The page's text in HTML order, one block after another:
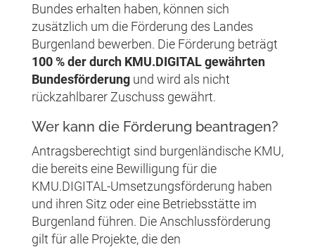
Bundes erhalten haben, können sich
zusätzlich um die Förderung des Landes
Burgenland bewerben. Die Förderung beträgt
100 % der durch KMU.DIGITAL gewährten
Bundesförderungund wird als nicht
rückzahlbarer Zuschuss gewährt.
Wer kann die Förderung beantragen?
Antragsberechtigt sind burgenländische KMU,
die bereits eine Bewilligung für die
KMU.DIGITAL-Umsetzungsförderung haben
und ihren Sitz oder eine Betriebsstätte im
Burgenland führen. Die Anschlussförderung
gilt für alle Projekte, die den